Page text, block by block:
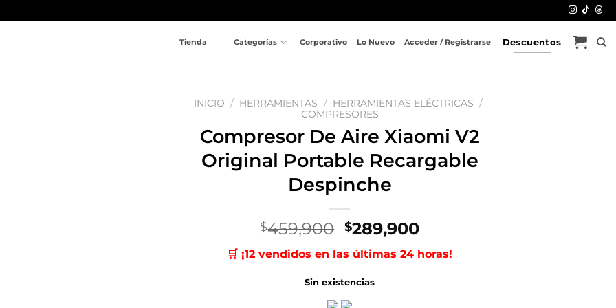
Tienda Categorías Corporativo Lo Nuevo Acceder / Registrarse Descuentos
INICIO / HERRAMIENTAS / HERRAMIENTAS ELÉCTRICAS /
COMPRESORES
Compresor De Aire Xiaomi V2
Original Portable Recargable
Despinche
$459,900 El
precio
original
era:
$289,900El
actual
🛒 ¡12 vendidos en las últimas 24 horas!
Sin existencias